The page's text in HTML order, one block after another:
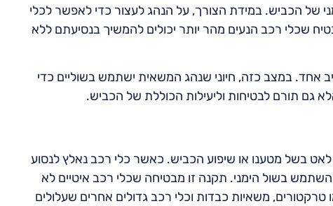
של הכביש. במידת הצורך, על הנהג לעצור כדי לאפשר לכלי
שכלי רכב הנעים מהר יותר יכולים להמשיך בנסיעתם ללא
אחד. במצב כזה, חיוני שנהג המשאית ישתמש בשוליים כדי
גם תורם לבטיחות וליעילות הכוללת של הכביש.
לאט בשל מטענו או שיפוע הכביש. כאשר כלי רכב נאלץ לנסוע
בשול הימני. תקנה זו מבטיחה שכלי רכב איטיים לא
טרקטורים, משאיות כבדות וכלי רכב גדולים אחרים שעלולים